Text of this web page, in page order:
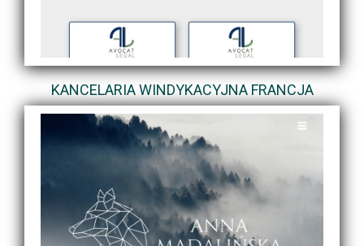
KANCELARIA WINDYKACYJNA FRANCJA